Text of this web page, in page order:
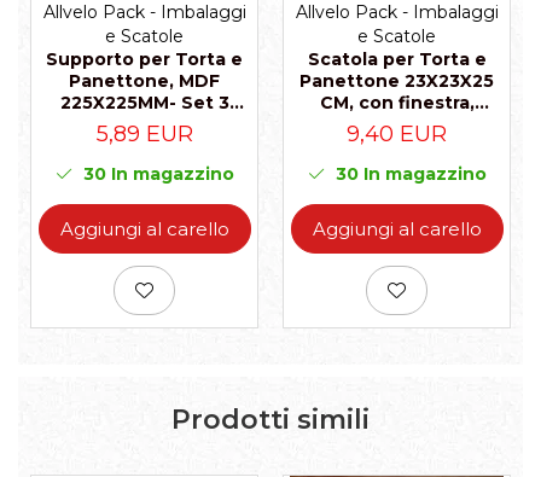
Allvelo Pack - Imbalaggi
e Scatole
Supporto per Torta e
Panettone, MDF
225X225MM- Set 3
pezzi
5,89 EUR
30In magazzino
Aggiungi al carello
Allvelo Pack - Imbalaggi
e Scatole
Scatola per Torta e
Panettone 23X23X25
CM, con finestra,
Bianco, CB2F- Bianco,
Set 5 Pezzi
9,40 EUR
30In magazzino
Aggiungi al carello
Prodotti simili